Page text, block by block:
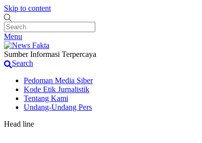
Skip to content
Menu
Sumber Informasi Terpercaya
Search
Pedoman Media Siber
Kode Etik Jurnalistik
Tentang Kami
Undang-Undang Pers
Head line